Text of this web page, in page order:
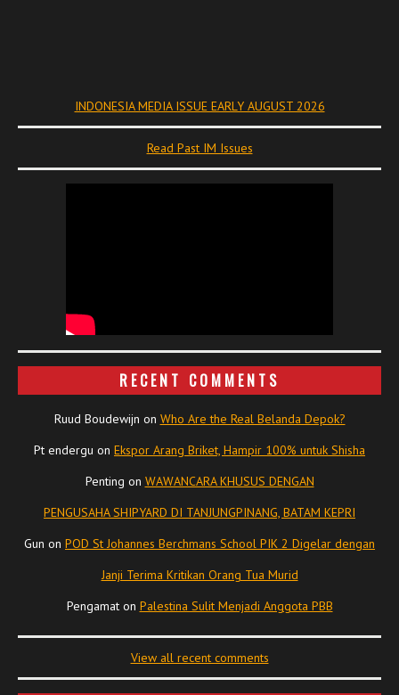
INDONESIA MEDIA ISSUE EARLY AUGUST 2026
Read Past IM Issues
RECENT COMMENTS
Ruud Boudewijn on Who Are the Real Belanda Depok?
Pt endergu on Ekspor Arang Briket, Hampir 100% untuk Shisha
Penting on WAWANCARA KHUSUS DENGAN
PENGUSAHA SHIPYARD DI TANJUNGPINANG, BATAM KEPRI
Gun on POD St Johannes Berchmans School PIK 2 Digelar dengan
Janji Terima Kritikan Orang Tua Murid
Pengamaton Palestina Sulit Menjadi Anggota PBB
View all recent comments